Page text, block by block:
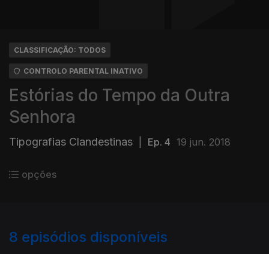
CLASSIFICAÇÃO: TODOS
CONTROLO PARENTAL INATIVO
Estórias do Tempo da Outra
Senhora
Tipografias Clandestinas Ep. 4 19 jun. 2018
opções
8 episódios disponíveis